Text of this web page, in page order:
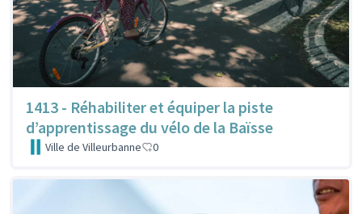
1413 - Réhabiliter et équiper la piste
d’apprentissage du vélo de la Baïsse
Ville de Villeurbanne 0